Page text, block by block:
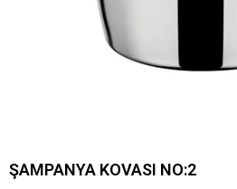
ŞAMPANYA KOVASI NO:2